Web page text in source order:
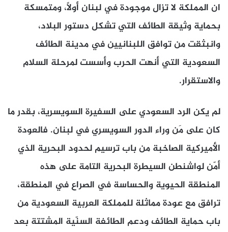
ان المملكة لا تزال موجودة في لبنان أولاً، ومتمسكة
بحماية وثيقة الطائف التي تشكل دستور البلاد،
وانبثقت من توافق اللبنانيين في مدينة الطائف
السعودية التي أنهت الحرب وأسست لمرحلة السلام
والاستقرار.
لم يكن الرد السعودي على السفيرة السويسرية، بقدر ما
كان على مَن وراء الدور السويسري في لبنان. فالعودة
الأميركية الصاخبة من باب ترسيم لحدود البحرية الذي
أمّن لواشنطن السيطرة البحرية التامة على هذه
المنطقة الحيوية والحساسة في الصراع في المنطقة،
ترافق مع عودة مماثلة للمملكة العربية السعودية من
باب حماية الطائف ودعم الطائفة السنّية المشتتة بعد